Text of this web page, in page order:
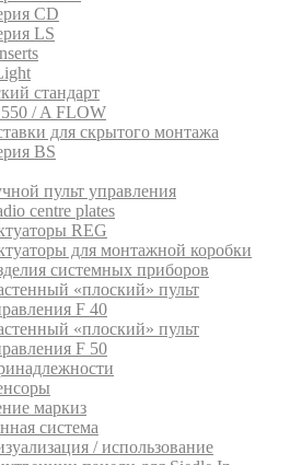
CD
LS
стандарт
/ A FLOW
для скрытого монтажа
BS
пульт управления
centre plates
REG
для монтажной коробки
системных приборов
«плоский» пульт
F 40
«плоский» пульт
F 50
маркиз
система
/ использование